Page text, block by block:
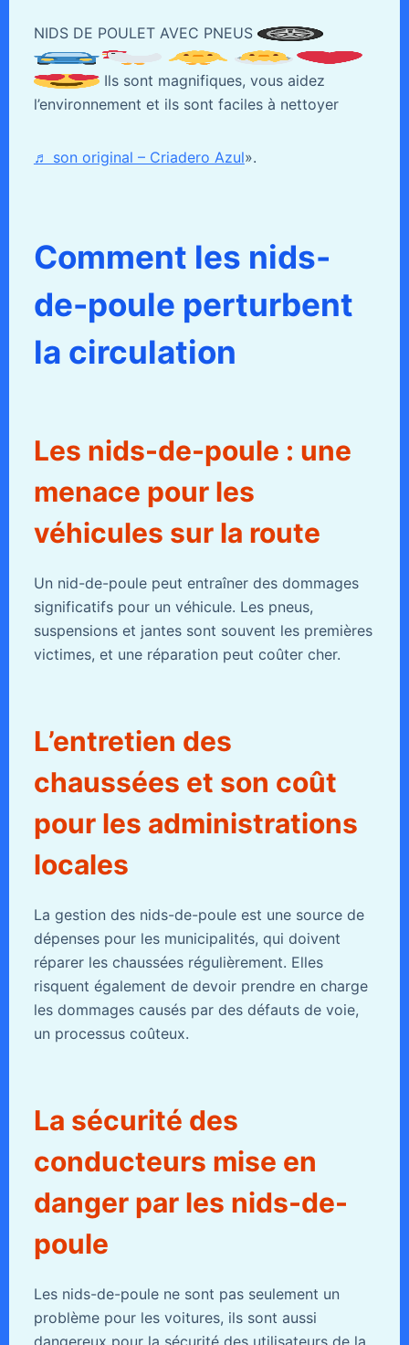
NIDS DE POULET AVEC PNEUS
Ils sont magnifiques, vous aidez
l’environnement et ils sont faciles à nettoyer
♬ son original – Criadero Azul».
Comment les nids-
de-poule perturbent
la circulation
Les nids-de-poule : une
menace pour les
véhicules sur la route
Un nid-de-poule peut entraîner des dommages
significatifs pour un véhicule. Les pneus,
suspensions et jantes sont souvent les premières
victimes, et une réparation peut coûter cher.
L’entretien des
chaussées et son coût
pour les administrations
locales
La gestion des nids-de-poule est une source de
dépenses pour les municipalités, qui doivent
réparer les chaussées régulièrement. Elles
risquent également de devoir prendre en charge
les dommages causés par des défauts de voie,
un processus coûteux.
La sécurité des
conducteurs mise en
danger par les nids-de-
poule
Les nids-de-poule ne sont pas seulement un
problème pour les voitures, ils sont aussi
dangereux pour la sécurité des utilisateurs de la